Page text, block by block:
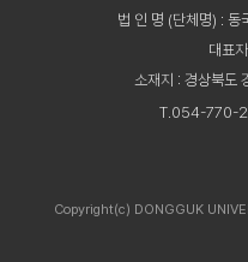
법 인 명 (단체명) : 동
대표
소재지 : 경상북도
T.054-770-
Copyright(c) DONGGUK